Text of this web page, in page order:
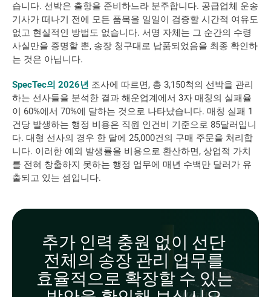
습니다. 선박은 출항을 준비하느라 분주합니다. 공급업체 운송
기사가 떠나기 전에 모든 품목을 일일이 검증할 시간적 여유도
없고 현실적인 방법도 없습니다. 서명 자체는 그 순간의 수령
사실만을 증명할 뿐, 송장 청구대로 납품되었음을 최종 확인하
는 것은 아닙니다.
SpecTec의 2026년 조사에 따르면, 총 3,150척의 선박을 관리
하는 선사들을 분석한 결과 해운업계에서 3자 매칭의 실패율
이 60%에서 70%에 달하는 것으로 나타났습니다. 매칭 실패 1
건당 발생하는 행정 비용은 직원 인건비 기준으로 85달러입니
다. 대형 선사의 경우 한 달에 25,000건의 구매 주문을 처리합
니다. 이러한 예외 발생률을 비용으로 환산하면, 상업적 가치
를 전혀 창출하지 못하는 행정 업무에 매년 수백만 달러가 유
출되고 있는 셈입니다.
추가 인력 충원 없이 선단
전체의 송장 관리 업무를
효율적으로 확장할 수 있는